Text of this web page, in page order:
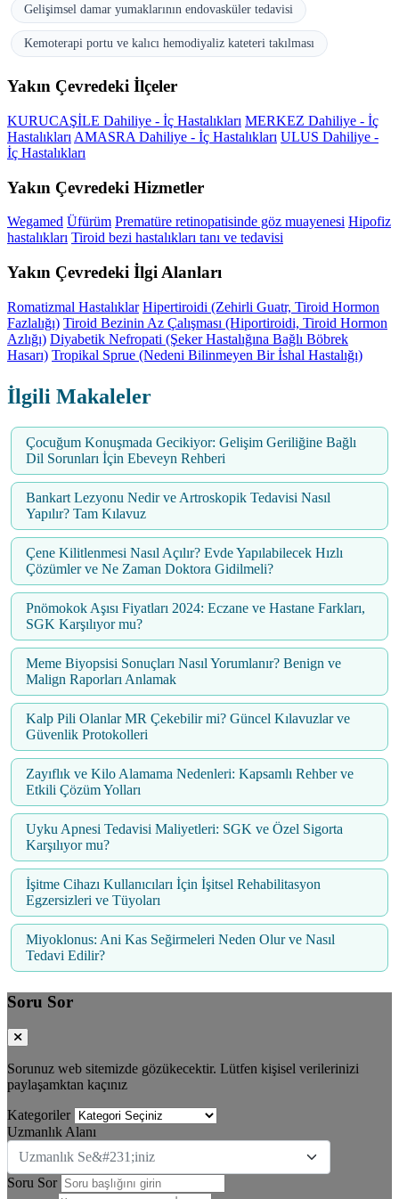
Gelişimsel damar yumaklarının endovasküler tedavisi
Kemoterapi portu ve kalıcı hemodiyaliz kateteri takılması
Yakın Çevredeki İlçeler
KURUCAŞİLE Dahiliye - İç Hastalıkları MERKEZ Dahiliye - İç
Hastalıkları AMASRA Dahiliye - İç Hastalıkları ULUS Dahiliye -
İç Hastalıkları
Yakın Çevredeki Hizmetler
Wegamed Üfürüm Prematüre retinopatisinde göz muayenesi Hipofiz
hastalıkları Tiroid bezi hastalıkları tanı ve tedavisi
Yakın Çevredeki İlgi Alanları
Romatizmal Hastalıklar Hipertiroidi (Zehirli Guatr, Tiroid Hormon
Fazlalığı) Tiroid Bezinin Az Çalışması (Hiportiroidi, Tiroid Hormon
Azlığı) Diyabetik Nefropati (Şeker Hastalığına Bağlı Böbrek
Hasarı) Tropikal Sprue (Nedeni Bilinmeyen Bir İshal Hastalığı)
İlgili Makaleler
Çocuğum Konuşmada Gecikiyor: Gelişim Geriliğine Bağlı
Dil Sorunları İçin Ebeveyn Rehberi
Bankart Lezyonu Nedir ve Artroskopik Tedavisi Nasıl
Yapılır? Tam Kılavuz
Çene Kilitlenmesi Nasıl Açılır? Evde Yapılabilecek Hızlı
Çözümler ve Ne Zaman Doktora Gidilmeli?
Pnömokok Aşısı Fiyatları 2024: Eczane ve Hastane Farkları,
SGK Karşılıyor mu?
Meme Biyopsisi Sonuçları Nasıl Yorumlanır? Benign ve
Malign Raporları Anlamak
Kalp Pili Olanlar MR Çekebilir mi? Güncel Kılavuzlar ve
Güvenlik Protokolleri
Zayıflık ve Kilo Alamama Nedenleri: Kapsamlı Rehber ve
Etkili Çözüm Yolları
Uyku Apnesi Tedavisi Maliyetleri: SGK ve Özel Sigorta
Karşılıyor mu?
İşitme Cihazı Kullanıcıları İçin İşitsel Rehabilitasyon
Egzersizleri ve Tüyoları
Miyoklonus: Ani Kas Seğirmeleri Neden Olur ve Nasıl
Tedavi Edilir?
Soru Sor
Sorunuz web sitemizde gözükecektir. Lütfen kişisel verilerinizi
paylaşamktan kaçınız
Kategoriler
Uzmanlık Alanı
Uzmanlık Se&#231;iniz
Soru Sor